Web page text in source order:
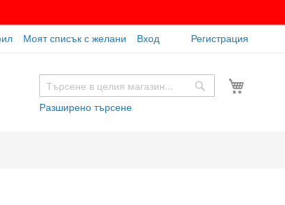
Моят списък с желани Вход Регистрация
Търсене
Разширено търсене
Търсене